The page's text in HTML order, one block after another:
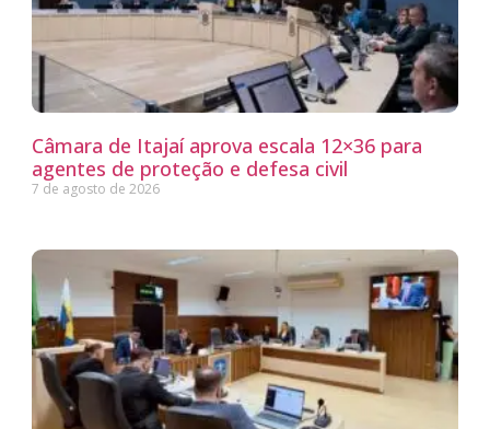
Câmara de Itajaí aprova escala 12×36 para
agentes de proteção e defesa civil
7 de agosto de 2026